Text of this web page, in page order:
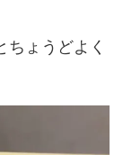
ょうどよく